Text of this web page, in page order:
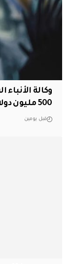
وكالة
500 مليون دولار إلى البنك المركزي العراقي
قبل يومين